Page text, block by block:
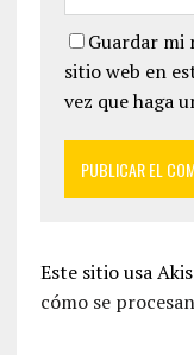
Guardar mi
sitio web en
vez que haga
Este sitio usa
cómo se